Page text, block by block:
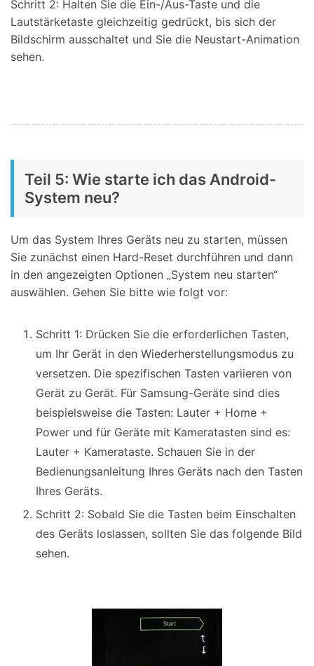
Schritt 2: Halten Sie die Ein-/Aus-Taste und die
Lautstärketaste gleichzeitig gedrückt, bis sich der
Bildschirm ausschaltet und Sie die Neustart-Animation
sehen.
Teil 5: Wie starte ich das Android-
System neu?
Um das System Ihres Geräts neu zu starten, müssen
Sie zunächst einen Hard-Reset durchführen und dann
in den angezeigten Optionen „System neu starten“
auswählen. Gehen Sie bitte wie folgt vor:
Schritt 1: Drücken Sie die erforderlichen Tasten,
um Ihr Gerät in den Wiederherstellungsmodus zu
versetzen. Die spezifischen Tasten variieren von
Gerät zu Gerät. Für Samsung-Geräte sind dies
beispielsweise die Tasten: Lauter + Home +
Power und für Geräte mit Kameratasten sind es:
Lauter + Kamerataste. Schauen Sie in der
Bedienungsanleitung Ihres Geräts nach den Tasten
Ihres Geräts.
Schritt 2: Sobald Sie die Tasten beim Einschalten
des Geräts loslassen, sollten Sie das folgende Bild
sehen.